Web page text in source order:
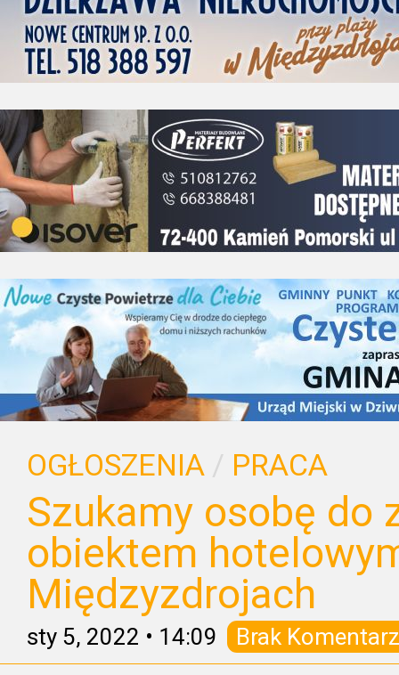
OGŁOSZENIA / PRACA
Szukamy osobę do
obiektem
Międzyzdrojach
sty 5, 2022 • 14:09 Brak